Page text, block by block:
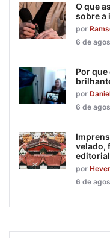
O que
sobre a
por
6 de
Por
por
6 de
velado,
por
6 de